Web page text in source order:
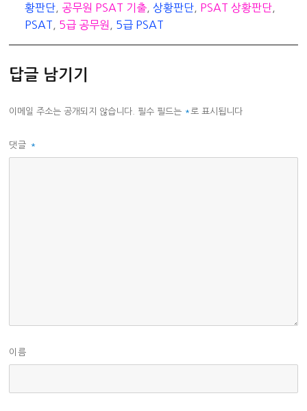
고
리
황판단
공무원 PSAT 기출 ,상황판단 PSAT 상황판단
PSAT
5급 공무원 5급 PSAT
답글 남기기
이메일 주소는 공개되지 않습니다. 필수 필드는 * 로 표시됩니다
댓글 *
이름